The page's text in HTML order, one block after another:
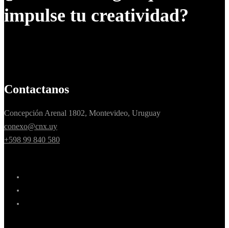
impulse tu creatividad?
Contactanos
Concepción Arenal 1802, Montevideo, Uruguay
conexo@cnx.uy
+598 99 840 580